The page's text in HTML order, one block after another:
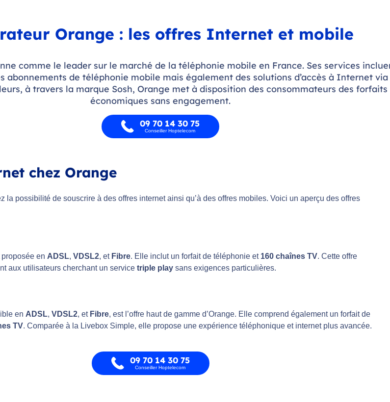
Orange : les offres Internet et mobile
comme le leader sur le marché de la téléphonie mobile en France. Ses services
abonnements de téléphonie mobile mais également des solutions d’accès à Internet via
à travers la marque Sosh, Orange met à disposition des consommateurs des forfaits
économiques sans engagement.
09 70 14 30 75
Conseiller Hoptelecom
chez Orange
la possibilité de souscrire à des offres internet ainsi qu’à des offres mobiles. Voici un aperçu des offres
proposée en ADSL, VDSL2, et Fibre. Elle inclut un forfait de téléphonie et 160 chaînes TV. Cette offre
aux utilisateurs cherchant un service triple play sans exigences particulières.
en ADSL, VDSL2, et Fibre, est l’offre haut de gamme d’Orange. Elle comprend également un forfait de
TV. Comparée à la Livebox Simple, elle propose une expérience téléphonique et internet plus avancée.
09 70 14 30 75
Conseiller Hoptelecom